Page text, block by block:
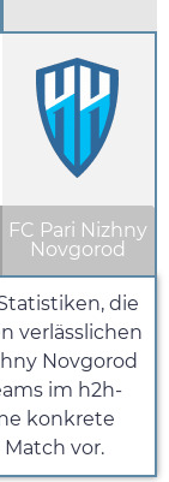
FC Pari Nizhny
Novgorod
die
verlässlichen
Novgorod
im h2h-
konkrete
vor.